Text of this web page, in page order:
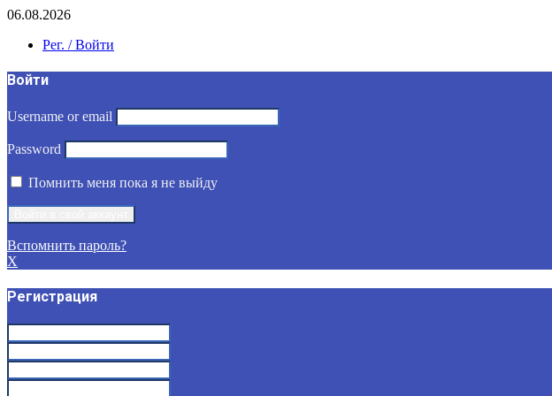
06.08.2026
Рег. / Войти
Войти
Username or email
Password
Помнить меня пока я не выйду
Вспомнить пароль?
X
Регистрация